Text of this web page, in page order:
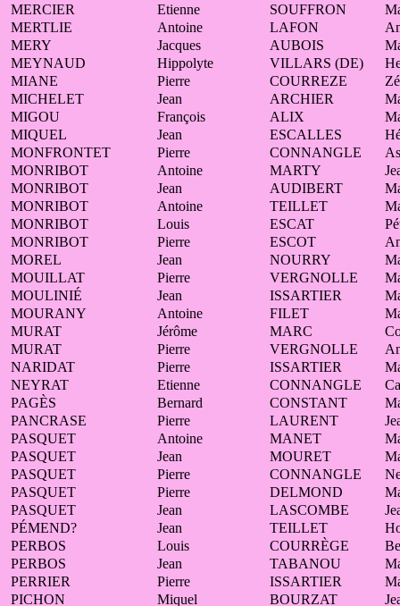
MERCIER
Etienne SOUFFRON
MERTLIE
Antoine LAFON
MERY
Jacques AUBOIS
MEYNAUD
Hippolyte VILLARS (DE)
MIANE
Pierre COURREZE
MICHELET
Jean ARCHIER
MIGOU
François ALIX
MIQUEL
Jean ESCALLES
MONFRONTET
Pierre CONNANGLE
MONRIBOT
Antoine MARTY
MONRIBOT
Jean AUDIBERT
MONRIBOT
Antoine TEILLET
MONRIBOT
Louis ESCAT
MONRIBOT
Pierre ESCOT
MOREL
Jean NOURRY
MOUILLAT
Pierre VERGNOLLE
MOULINIÉ
Jean ISSARTIER
MOURANY
Antoine FILET
MURAT
Jérôme MARC
MURAT
Pierre VERGNOLLE
NARIDAT
Pierre ISSARTIER
NEYRAT
Etienne CONNANGLE
PAGÈS
Bernard CONSTANT
PANCRASE
Pierre LAURENT
PASQUET
Antoine MANET
PASQUET
Jean MOURET
PASQUET
Pierre CONNANGLE
PASQUET
Pierre DELMOND
PASQUET
Jean LASCOMBE
PÉMEND?
Jean TEILLET
PERBOS
Louis COURRÈGE
PERBOS
Jean TABANOU
PERRIER
Pierre ISSARTIER
PICHON
Miquel BOURZAT